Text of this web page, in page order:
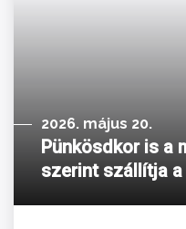
2026. május 20.
Pünkösdkor is a
szerint szállítja a